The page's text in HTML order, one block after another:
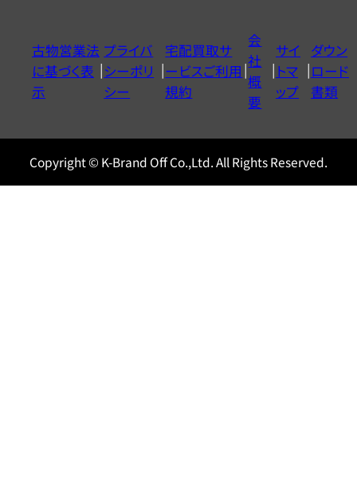
ヤ
ル
0120604117
古物営業法
に基づく表
示
プライバ
シーポリ
シー
宅配買取サ
ービスご利用
規約
会
社
概
要
サイ
トマ
ップ
ダウン
ロード
書類
Copyright © K-Brand Off Co.,Ltd. All Rights Reserved.